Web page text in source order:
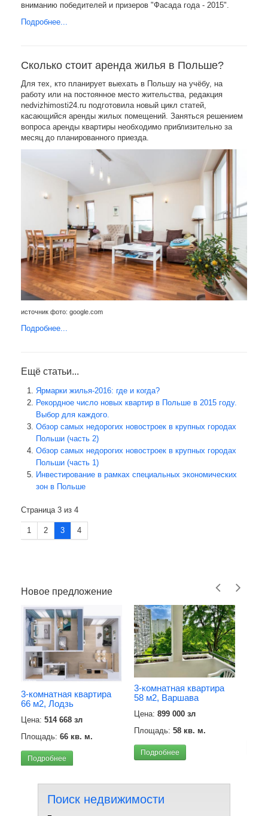
вниманию победителей и призеров "Фасада года - 2015".
Подробнее...
Сколько стоит аренда жилья в Польше?
Для тех, кто планирует выехать в Польшу на учёбу, на
работу или на постоянное место жительства, редакция
nedvizhimosti24.ru подготовила новый цикл статей,
касающийся аренды жилых помещений. Заняться решением
вопроса аренды квартиры необходимо приблизительно за
месяц до планированного приезда.
источник фото: google.com
Подробнее...
Ещё статьи...
Ярмарки жилья-2016: где и когда?
Рекордное число новых квартир в Польше в 2015 году.
Выбор для каждого.
Обзор самых недорогих новостроек в крупных городах
Польши (часть 2)
Обзор самых недорогих новостроек в крупных городах
Польши (часть 1)
Инвестирование в рамках специальных экономических
зон в Польше
Страница 3 из 4
1 2 3 4
Новое предложение
3-комнатная квартира
66 м2, Лодзь
Цена: 514 668 зл
Площадь: 66 кв. м.
Подробнее
3-комнатная квартира
58 м2, Варшава
Цена: 899 000 зл
Площадь: 58 кв. м.
Подробнее
Поиск недвижимости